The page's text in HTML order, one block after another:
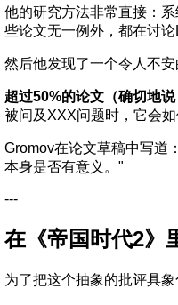
他的研究方法非常直接：
些论文无一例外，都在讨
然后他发现了一个令人不安
超过50%的论文（确切地
被问及XXX问题时，它会
Gromov在论文草稿中写道
本身是否有意义。"
---
在《帝国时代2》
为了把这个抽象的批评具